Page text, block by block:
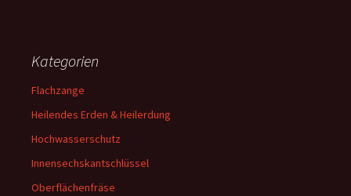
Kategorien
Flachzange
Heilendes Erden & Heilerdung
Hochwasserschutz
Innensechskantschlüssel
Oberflächenfräse